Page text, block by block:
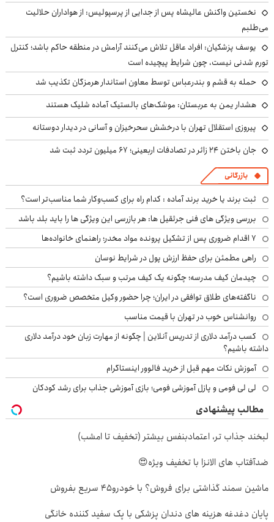
نخستین واکنش عالیشاه پس از جدایی از پرسپولیس: از هواداران حلالیت
می‌طلبم
یوسف پزشکیان: افراد عاقل تلاش می‌کنند آرامش در منطقه حاکم باشد؛ کنترل
تورم شدنی نیست، چون شرایط پیچیده است
حمله به قشم و بندرعباس توسط معاون استاندار هرمزگان تکذیب شد
هشدار یمن به عربستان: موشک‌های بالستیک آماده شلیک هستند
پیروزی استقلال تهران با درخشش سحرخیزان و آسانی در دیدار دوستانه
جان باختن ۲۴ زائر در تصادفات اربعینی؛ ۶۷ میلیون تردد ثبت شد
بازرگانی
ثبت برند یا خرید برند آماده : کدام راه برای کسب‌وکار شما مناسب‌تر است؟
بررسی ویژگی های فنی جرثقیل ها: هر بازرسی این ویژگی ها را باید بلد باشد
۷ اقدام ضروری پس از تشکیل پرونده مواد مخدر؛ راهنمای خانواده‌ها
راهی مطمئن برای حفظ ارزش پول در شرایط نوسان
چیدمان کیف مدرسه؛ چگونه یک کیف مرتب و سبک داشته باشیم؟
ناگفته‌های طلاق توافقی در ایران؛ چرا حضور وکیل متخصص ضروری است؟
روانشناس خوب در تهران با قیمت مناسب
کسب درآمد دلاری از تدریس آنلاین | چگونه از مهارت زبان خود درآمد دلاری
داشته باشیم؟
آموزش نکات مهم قبل از خرید فالوور اینستاگرام
لی لی فومی و پازل آموزشی فومی؛ بازی آموزشی جذاب برای رشد کودکان
مطالب پیشنهادی
لبخند جذاب تر، اعتمادبنفس بیشتر (تخفیف تا امشب)
ضدآفتاب های الانزا با تخفیف ویژه😍
ماشین سمند گذاشتی برای فروش؟ با خودرو45 سریع بفروش
پایان دغدغه هزینه های دندان پزشکی با پک سفید کننده خانگی